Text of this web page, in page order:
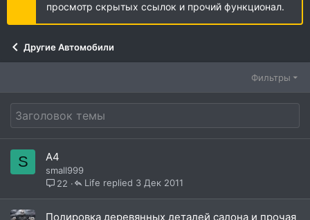
просмотр скрытых ссылок и прочий функционал.
Другие Автомобили
Фильтры
S А4
small999
22
3 Дек 2011
Life
Полировка деревянных деталей салона и прочая